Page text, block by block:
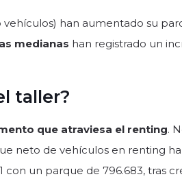
han aumentado su
medianas han registrado un
taller?
que atraviesa el renting.
neto de vehículos en renting
un parque de 796.683, tras